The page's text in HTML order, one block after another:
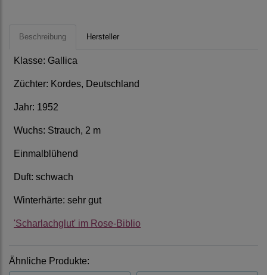
Beschreibung Hersteller
Klasse: Gallica
Züchter: Kordes, Deutschland
Jahr: 1952
Wuchs: Strauch, 2 m
Einmalblühend
Duft: schwach
Winterhärte: sehr gut
'Scharlachglut' im Rose-Biblio
Ähnliche Produkte: